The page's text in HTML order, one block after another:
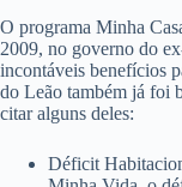
O programa Minha
2009, no governo do
incontáveis benefícios
do Leão também já foi
citar alguns deles:
Déficit